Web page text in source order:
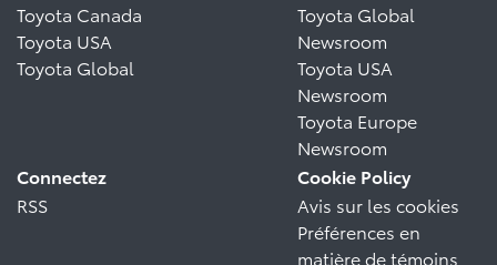
Toyota Canada
Toyota USA
Toyota Global
Toyota Global
Newsroom
Toyota USA
Newsroom
Toyota Europe
Newsroom
Connectez
RSS
Cookie Policy
Avis sur les cookies
Préférences en
matière de témoins